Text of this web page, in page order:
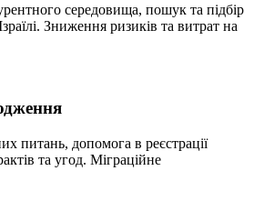
середовища, пошук та підбір
Зниження ризиків та витрат на
питань, допомога в реєстрації
та угод. Міграційне